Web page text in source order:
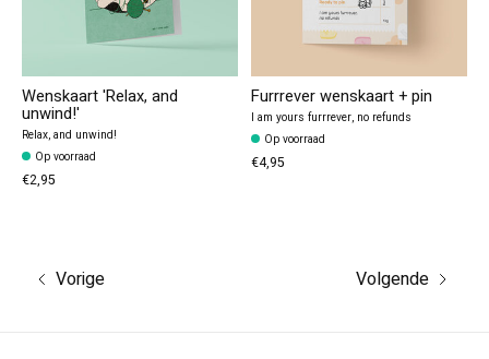
Wenskaart 'Relax, and
unwind!'
Relax, and unwind!
Op voorraad
€2,95
Furrrever wenskaart + pin
I am yours furrrever, no refunds
Op voorraad
€4,95
Vorige Volgende